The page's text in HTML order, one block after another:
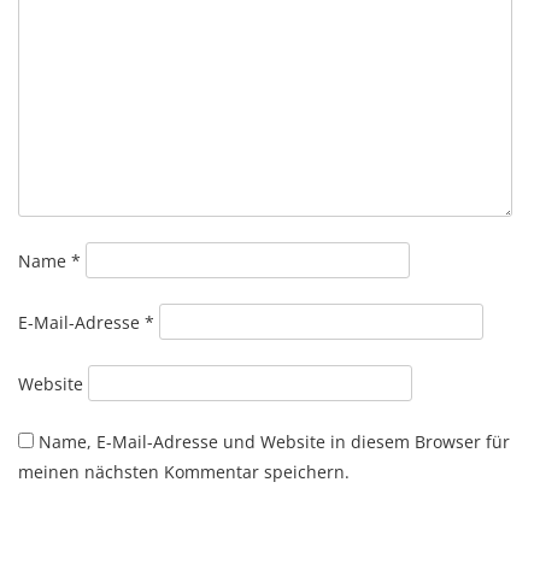
Name *
E-Mail-Adresse *
Website
Name, E-Mail-Adresse und Website in diesem Browser für
meinen nächsten Kommentar speichern.